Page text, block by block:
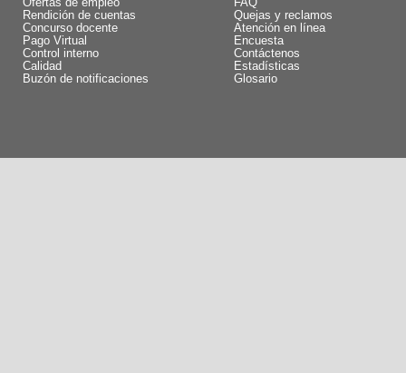
Ofertas de empleo
Rendición de cuentas
Concurso docente
Pago Virtual
Control interno
Calidad
Buzón de notificaciones
FAQ
Quejas y reclamos
Atención en línea
Encuesta
Contáctenos
Estadísticas
Glosario